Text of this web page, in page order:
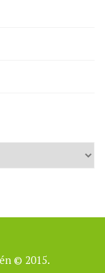
© 2015.